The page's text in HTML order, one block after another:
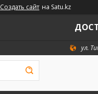
Создать сайт на Satu.kz
ул.